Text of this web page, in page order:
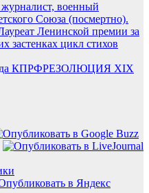
журналист, военный
Союза (посмертно).
Ленинской премии за
застенках цикл стихов
РЕЗОЛЮЦИЯ XIX